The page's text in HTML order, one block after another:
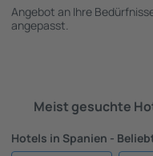
Angebot an Ihre
angepasst.
Meist gesuchte
Hotels in Spanien -